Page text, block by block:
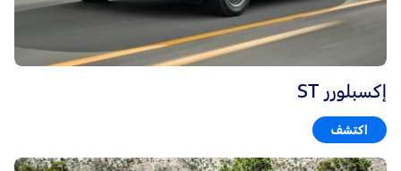
إكسبلورر ST
اكتشف